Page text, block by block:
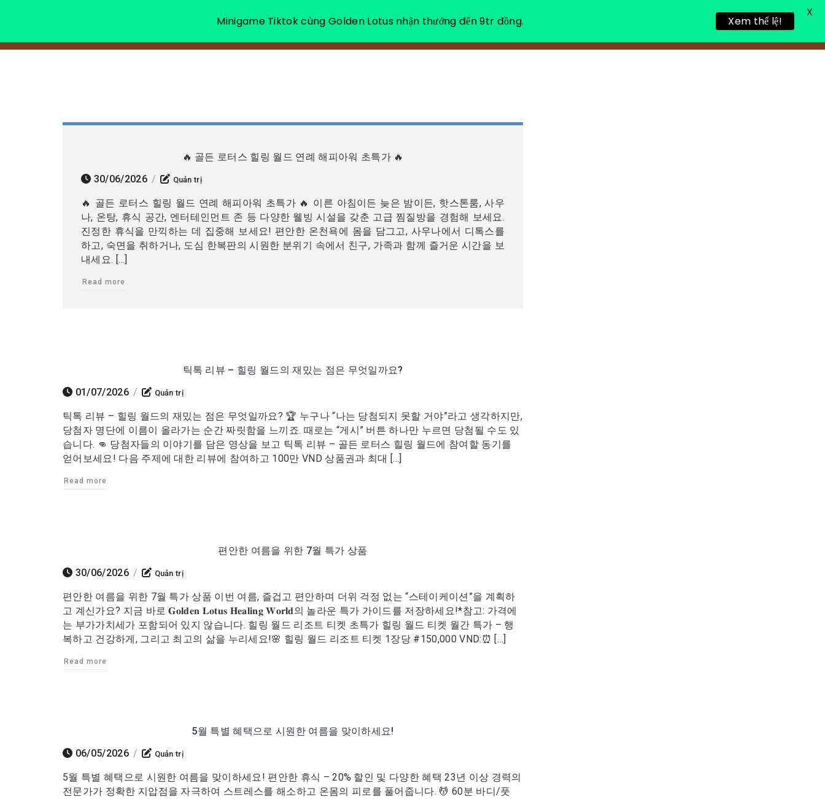
소개
🔥 골든 로터스 힐링 월드 연례 해피아워 초특가 🔥
30/06/2026 / Quản trị
🔥 골든 로터스 힐링 월드 연례 해피아워 초특가 🔥 이른 아침이든 늦은 밤이든, 핫스톤룸, 사우
나, 온탕, 휴식 공간, 엔터테인먼트 존 등 다양한 웰빙 시설을 갖춘 고급 찜질방을 경험해 보세요.
진정한 휴식을 만끽하는 데 집중해 보세요! 편안한 온천욕에 몸을 담그고, 사우나에서 디톡스를
하고, 숙면을 취하거나, 도심 한복판의 시원한 분위기 속에서 친구, 가족과 함께 즐거운 시간을 보
내세요. […]
Read more
틱톡 리뷰 – 힐링 월드의 재밌는 점은 무엇일까요?
01/07/2026 / Quản trị
틱톡 리뷰 – 힐링 월드의 재밌는 점은 무엇일까요? 🏆 누구나 “나는 당첨되지 못할 거야”라고 생각하지만,
당첨자 명단에 이름이 올라가는 순간 짜릿함을 느끼죠. 때로는 “게시” 버튼 하나만 누르면 당첨될 수도 있
습니다. 👊 당첨자들의 이야기를 담은 영상을 보고 틱톡 리뷰 – 골든 로터스 힐링 월드에 참여할 동기를
얻어보세요! 다음 주제에 대한 리뷰에 참여하고 100만 VND 상품권과 최대 […]
Read more
편안한 여름을 위한 7월 특가 상품
30/06/2026 / Quản trị
편안한 여름을 위한 7월 특가 상품 이번 여름, 즐겁고 편안하며 더위 걱정 없는 “스테이케이션”을 계획하
고 계신가요? 지금 바로 𝐆𝐨𝐥𝐝𝐞𝐧 𝐋𝐨𝐭𝐮𝐬 𝐇𝐞𝐚𝐥𝐢𝐧𝐠 𝐖𝐨𝐫𝐥𝐝의 놀라운 특가 가이드를 저장하세요!*참고: 가격에
는 부가가치세가 포함되어 있지 않습니다. 힐링 월드 리조트 티켓 초특가 힐링 월드 티켓 월간 특가 – 행
복하고 건강하게, 그리고 최고의 삶을 누리세요!🌸 힐링 월드 리조트 티켓 1장당 #150,000 VND:⏰ […]
Read more
5월 특별 혜택으로 시원한 여름을 맞이하세요!
06/05/2026 / Quản trị
5월 특별 혜택으로 시원한 여름을 맞이하세요! 편안한 휴식 – 20% 할인 및 다양한 혜택 23년 이상 경력의
전문가가 정확한 지압점을 자극하여 스트레스를 해소하고 온몸의 피로를 풀어줍니다. 💆 60분 바디/풋
Minigame Tiktok cùng Golden Lotus nhận thưởng đến 9tr đồng. Xem thể lệ!
X